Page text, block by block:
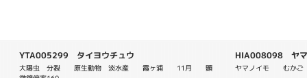
YTA005299 タイヨウチュウ
大陽虫　分裂　　原生動物　淡水産　　霞ヶ浦　　11月　　顕
HIA008098 ヤ
ヤマノイモ　　むかご